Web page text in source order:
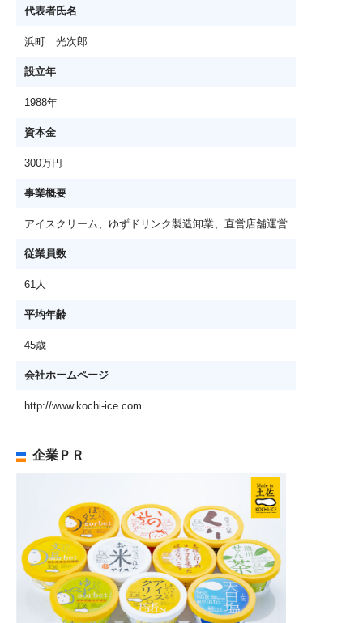
代表者氏名
浜町 光次郎
設立年
1988年
資本金
300万円
事業概要
アイスクリーム、ゆずドリンク製造卸業、直営店舗運営
従業員数
61人
平均年齢
45歳
会社ホームページ
http://www.kochi-ice.com
企業ＰＲ